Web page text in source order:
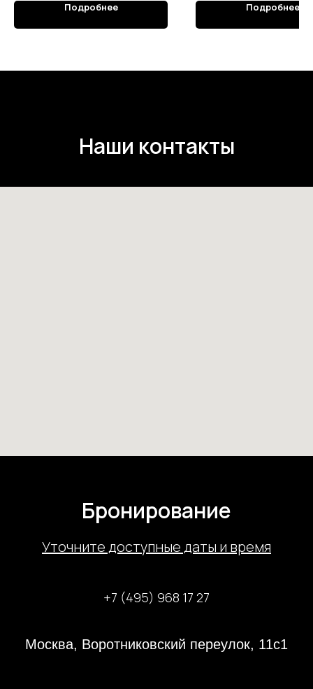
Подробнее Подробнее
Наши контакты
Бронирование
Уточните доступные даты и время
+7 (495) 968 17 27
Москва, Воротниковский переулок, 11с1